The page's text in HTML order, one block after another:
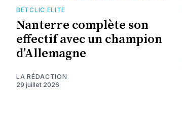
BETCLIC ELITE
Nanterre complète son
effectif avec un champion
d’Allemagne
LA RÉDACTION
29 juillet 2026